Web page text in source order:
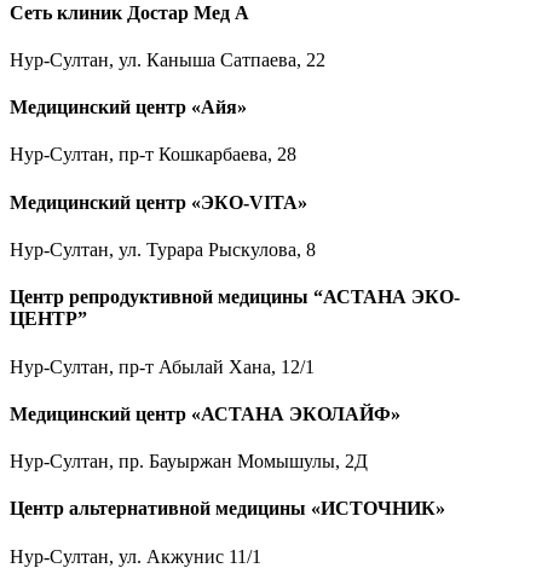
Сеть клиник Достар Мед А
Нур-Султан, ул. Каныша Сатпаева, 22
Медицинский центр «Айя»
Нур-Султан, пр-т Кошкарбаева, 28
Медицинский центр «ЭКО-VITA»
Нур-Султан, ул. Турара Рыскулова, 8
Центр репродуктивной медицины “АСТАНА ЭКО-
ЦЕНТР”
Нур-Султан, пр-т Абылай Хана, 12/1
Медицинский центр «АСТАНА ЭКОЛАЙФ»
Нур-Султан, пр. Бауыржан Момышулы, 2Д
Центр альтернативной медицины «ИСТОЧНИК»
Нур-Султан, ул. Акжунис 11/1